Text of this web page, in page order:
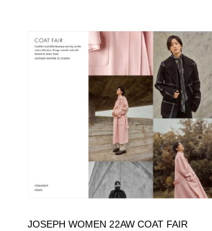
JOSEPH WOMEN 22AW COAT FAIR